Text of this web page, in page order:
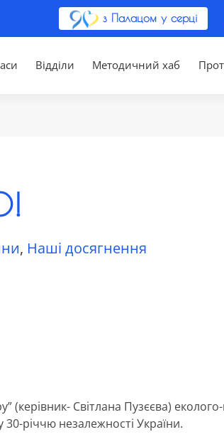
з Палацом у серці
Відділи Методичний хаб
, Наші досягнення
(керівник- Світлана Пузєєва)
річчю незалежності України.